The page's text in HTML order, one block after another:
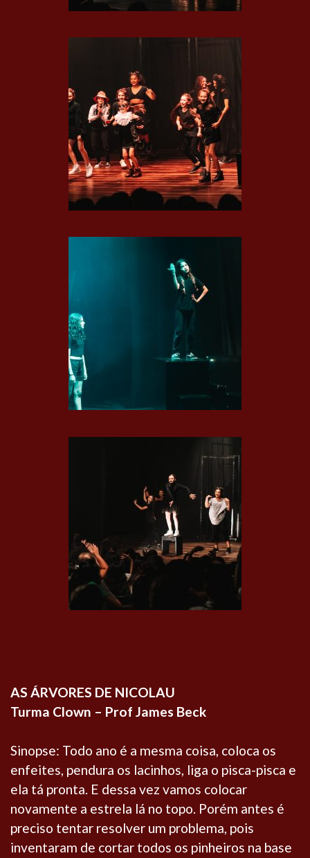
AS ÁRVORES DE NICOLAU
Turma Clown – Prof James Beck
Sinopse: Todo ano é a mesma coisa, coloca os
enfeites, pendura os lacinhos, liga o pisca-pisca e
ela tá pronta. E dessa vez vamos colocar
novamente a estrela lá no topo. Porém antes é
preciso tentar resolver um problema, pois
inventaram de cortar todos os pinheiros na base